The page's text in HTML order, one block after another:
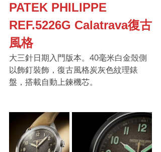
PATEK PHILIPPE
REF.5226G Calatrava復古
風格
大三針日期入門版本。40毫米白金殼側
以飾釘裝飾，復古風格炭灰色紋理錶
盤，搭載自動上鍊機芯。